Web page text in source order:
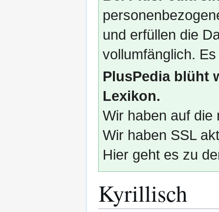
und erfüllen die
vollumfänglich.
PlusPedia blüht
Lexikon.
Wir haben auf die
Wir haben SSL
Hier geht es zu
Kyrillisch